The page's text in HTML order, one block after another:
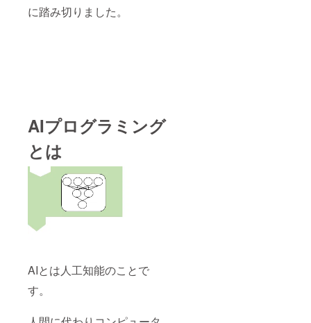
に踏み切りました。
AIプログラミング
とは
AIとは人工知能のことで
す。